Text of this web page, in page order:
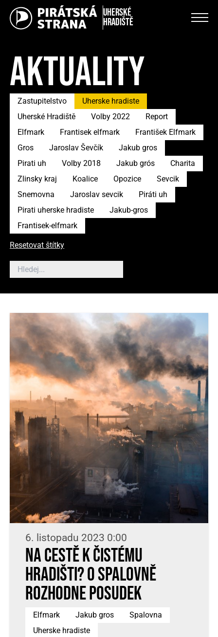
Uherské
Hradiště
AKTUALITY
Zastupitelstvo
Uherske hradiste
Uherské Hradiště
Volby 2022
Report
Elfmark
Frantisek elfmark
František Elfmark
Gros
Jaroslav Ševčík
Jakub gros
Pirati uh
Volby 2018 Jakub grós
Charita
Zlinsky kraj
Koalice Opozice
Sevcik
Snemovna
Jaroslav sevcik
Piráti uh
Pirati uherske hradiste
Jakub-gros
Frantisek-elfmark
Resetovat štítky
6. listopadu 2023 0:00
Na cestě k čistému
Hradišti? O spalovně
rozhodne posudek
Elfmark Jakub gros
Spalovna
Uherske hradiste